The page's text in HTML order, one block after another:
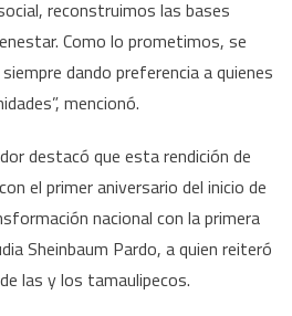
reconstruimos las bases
Como lo prometimos, se
dando preferencia a quienes
mencionó.
destacó que esta rendición de
el primer aniversario del inicio de
nacional con la primera
Sheinbaum Pardo, a quien reiteró
las y los tamaulipecos.